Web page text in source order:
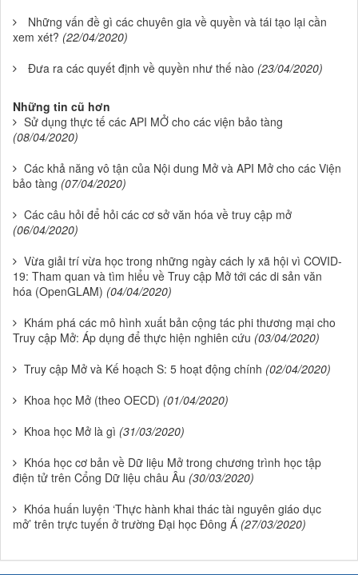
Những vấn đề gì các chuyên gia về quyền và tái tạo lại cần
xem xét? (22/04/2020)
Đưa ra các quyết định về quyền như thế nào (23/04/2020)
Những tin cũ hơn
Sử dụng thực tế các API MỞ cho các viện bảo tàng
(08/04/2020)
Các khả năng vô tận của Nội dung Mở và API Mở cho các Viện
bảo tàng (07/04/2020)
Các câu hỏi để hỏi các cơ sở văn hóa về truy cập mở
(06/04/2020)
Vừa giải trí vừa học trong những ngày cách ly xã hội vì COVID-
19: Tham quan và tìm hiểu về Truy cập Mở tới các di sản văn
hóa (OpenGLAM) (04/04/2020)
Khám phá các mô hình xuất bản cộng tác phi thương mại cho
Truy cập Mở: Áp dụng để thực hiện nghiên cứu (03/04/2020)
Truy cập Mở và Kế hoạch S: 5 hoạt động chính (02/04/2020)
Khoa học Mở (theo OECD) (01/04/2020)
Khoa học Mở là gì (31/03/2020)
Khóa học cơ bản về Dữ liệu Mở trong chương trình học tập
điện tử trên Cổng Dữ liệu châu Âu (30/03/2020)
Khóa huấn luyện ‘Thực hành khai thác tài nguyên giáo dục
mở’ trên trực tuyến ở trường Đại học Đông Á (27/03/2020)